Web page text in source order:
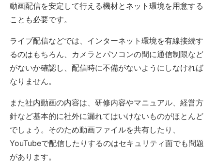
動画配信を安定して行える機材とネット環境を用意する
ことも必要です。
ライブ配信などでは、インターネット環境を有線接続す
るのはもちろん、カメラとパソコンの間に通信制限など
がないか確認し、配信時に不備がないようにしなければ
なりません。
また社内動画の内容は、研修内容やマニュアル、経営方
針など基本的に社外に漏れてはいけないものがほとんど
でしょう。そのため動画ファイルを共有したり、
YouTubeで配信したりするのはセキュリティ面でも問題
があります。